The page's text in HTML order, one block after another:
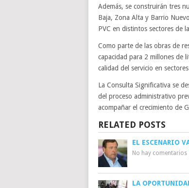
Además, se construirán tres
Baja, Zona Alta y Barrio
PVC en distintos sectores de
Como parte de las obras de
capacidad para 2 millones de
calidad del servicio en
La Consulta Significativa se
del proceso administrativo
acompañar el crecimiento de
RELATED POSTS
EL ESCENARIO
No hay comentarios
LA